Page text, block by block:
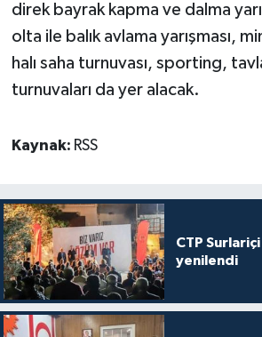
direk bayrak kapma ve dalma
olta ile balık avlama yarışması,
halı saha turnuvası, sporting,
turnuvaları da yer alacak.
Kaynak: RSS
CTP
yenilendi